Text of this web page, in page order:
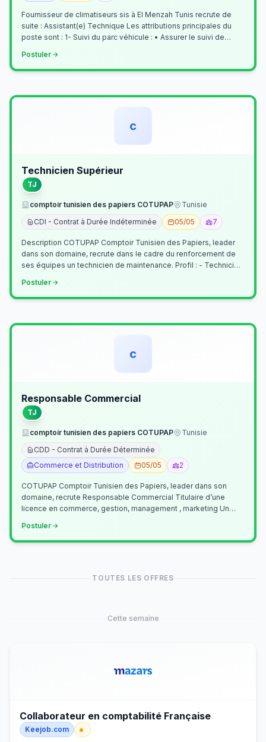
Fournisseur de climatiseurs sis à El Menzah Tunis recrute de
suite : Assistant(e) Technique Les attributions principales du
poste sont : 1- Suivi du parc véhicule : • Assurer le suivi de
Postuler
c
Technicien Supérieur
TJ
comptoir tunisien des papiers COTUPAP
Tunisie
CDI - Contrat à Durée Indéterminée
05/05 7
Description COTUPAP Comptoir Tunisien des Papiers, leader
dans son domaine, recrute dans le cadre du renforcement de
ses équipes un technicien de maintenance. Profil : - Technicien
Postuler
c
Responsable Commercial
TJ
comptoir tunisien des papiers COTUPAP
Tunisie
CDD - Contrat à Durée Déterminée
Commerce et Distribution
05/05 2
COTUPAP Comptoir Tunisien des Papiers, leader dans son
domaine, recrute Responsable Commercial Titulaire d’une
licence en commerce, gestion, management , marketing Un
Postuler
TOUTES LES OFFRES
Cette semaine
Collaborateur en comptabilité Française
Keejob.com